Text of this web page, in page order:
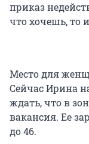
приказ
что хочешь, то
Место для
Сейчас Ирина
ждать, что в
вакансия. Ее
до 46.